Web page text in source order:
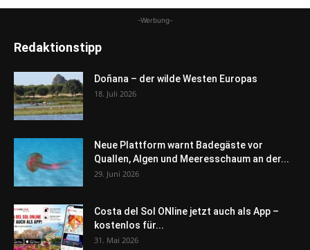
-Werbung-
Redaktionstipp
Doñana – der wilde Westen Europas
18. Juli 2026
Neue Plattform warnt Badegäste vor
Quallen, Algen und Meeresschaum an der...
29. Juni 2026
Costa del Sol ONline jetzt auch als App –
kostenlos für...
31. Mai 2026